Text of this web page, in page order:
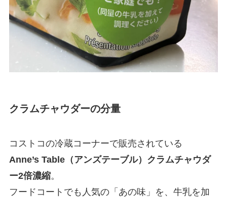
クラムチャウダーの分量
コストコの冷蔵コーナーで販売されている
Anne’s Table（アンズテーブル）クラムチャウダ
ー2倍濃縮。
フードコートでも人気の「あの味」を、牛乳を加